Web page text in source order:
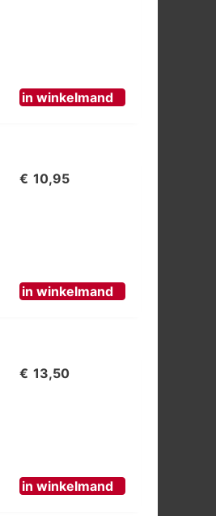
in winkelmand
€ 10,95
in winkelmand
€ 13,50
in winkelmand